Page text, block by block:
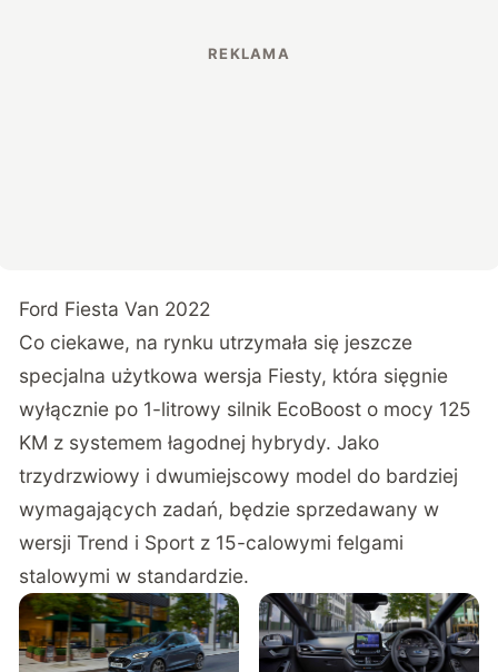
Ford Fiesta Van 2022
Co ciekawe, na rynku utrzymała się jeszcze
specjalna użytkowa wersja Fiesty, która sięgnie
wyłącznie po 1-litrowy silnik EcoBoost o mocy 125
KM z systemem łagodnej hybrydy. Jako
trzydrzwiowy i dwumiejscowy model do bardziej
wymagających zadań, będzie sprzedawany w
wersji Trend i Sport z 15-calowymi felgami
stalowymi w standardzie.